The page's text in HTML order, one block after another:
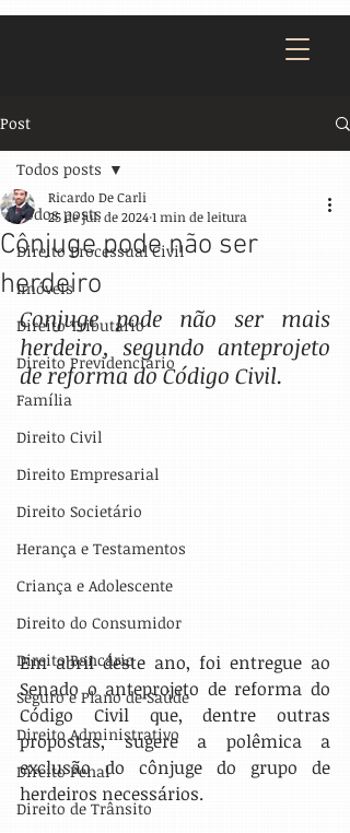
Post
Todos posts
Direito Processual Civil
Imóveis
Direito Tributário
Direito Previdenciário
Família
Direito Civil
Direito Empresarial
Direito Societário
Herança e Testamentos
Criança e Adolescente
Direito do Consumidor
Direito Bancário
Seguro e Plano de Saúde
Direito Administrativo
Direito Penal
Direito de Trânsito
Todos posts
Cônjuge pode não ser
herdeiro
Ricardo De Carli
25 de jul. de 20241 min de leitura
Conjuge pode não ser mais
herdeiro, segundo anteprojeto
de reforma do Código Civil.
Em abril deste ano, foi entregue ao
Senado o anteprojeto de reforma do
Código Civil que, dentre outras
propostas, sugere a polêmica a
exclusão do cônjuge do grupo de
herdeiros necessários.